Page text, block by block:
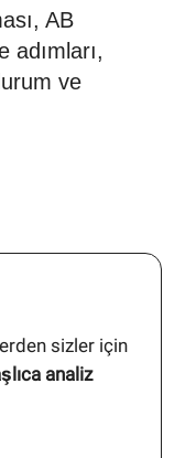
AB
adımları,
ve
sizler için
analiz